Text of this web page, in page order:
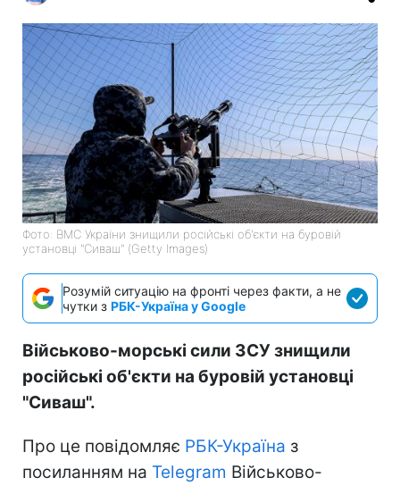
Фото: ВМС України знищили російські об'єкти на буровій
установці "Сиваш" (Getty Images)
Розумій ситуацію на фронті через факти, а не
чутки з РБК-Україна у Google
Військово-морські сили ЗСУ знищили
російські об'єкти на буровій установці
"Сиваш".
Про це повідомляє РБК-Україна з
посиланням на Telegram Військово-